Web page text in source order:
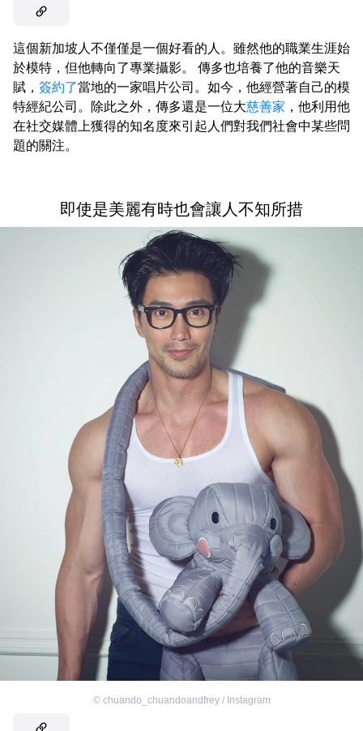
這個新加坡人不僅僅是一個好看的人。雖然他的職業生涯始
於模特，但他轉向了專業攝影。 傳多也培養了他的音樂天
賦， 簽約了當地的一家唱片公司。如今，他經營著自己的模
特經紀公司。除此之外，傳多還是一位大慈善家 ，他利用他
在社交媒體上獲得的知名度來引起人們對我們社會中某些問
題的關注。
即使是美麗有時也會讓人不知所措
© chuando_chuandoandfrey / Instagram